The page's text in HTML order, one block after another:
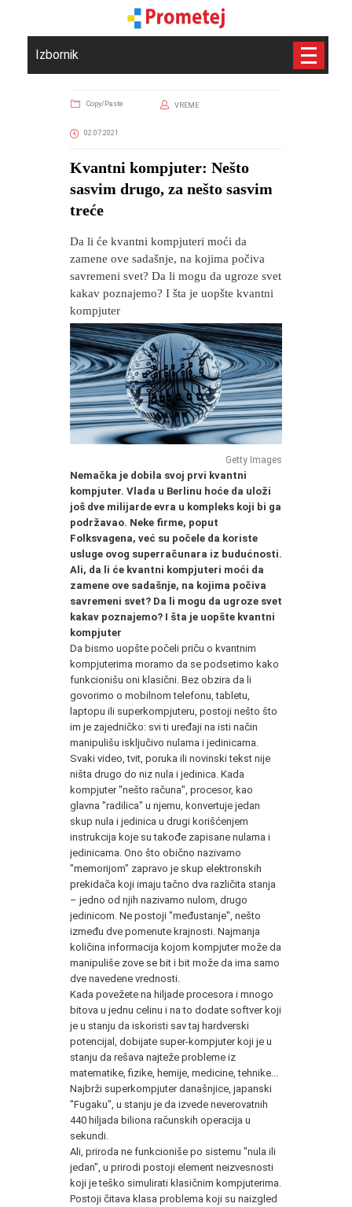
Izbornik
Copy/Paste VREME
02.07.2021
Kvantni kompjuter: Nešto
sasvim drugo, za nešto sasvim
treće
Da li će kvantni kompjuteri moći da
zamene ove sadašnje, na kojima počiva
savremeni svet? Da li mogu da ugroze svet
kakav poznajemo? I šta je uopšte kvantni
kompjuter
Getty Images
Nemačka je dobila svoj prvi kvantni
kompjuter. Vlada u Berlinu hoće da uloži
još dve milijarde evra u kompleks koji bi ga
podržavao. Neke firme, poput
Folksvagena, već su počele da koriste
usluge ovog superračunara iz budućnosti.
Ali, da li će kvantni kompjuteri moći da
zamene ove sadašnje, na kojima počiva
savremeni svet? Da li mogu da ugroze svet
kakav poznajemo? I šta je uopšte kvantni
kompjuter
Da bismo uopšte počeli priču o kvantnim
kompjuterima moramo da se podsetimo kako
funkcionišu oni klasični. Bez obzira da li
govorimo o mobilnom telefonu, tabletu,
laptopu ili superkompjuteru, postoji nešto što
im je zajedničko: svi ti uređaji na isti način
manipulišu isključivo nulama i jedinicama.
Svaki video, tvit, poruka ili novinski tekst nije
ništa drugo do niz nula i jedinica. Kada
kompjuter "nešto računa", procesor, kao
glavna "radilica" u njemu, konvertuje jedan
skup nula i jedinica u drugi korišćenjem
instrukcija koje su takođe zapisane nulama i
jedinicama. Ono što obično nazivamo
"memorijom" zapravo je skup elektronskih
prekidača koji imaju tačno dva različita stanja
– jedno od njih nazivamo nulom, drugo
jedinicom. Ne postoji "međustanje", nešto
između dve pomenute krajnosti. Najmanja
količina informacija kojom kompjuter može da
manipuliše zove se bit i bit može da ima samo
dve navedene vrednosti.
Kada povežete na hiljade procesora i mnogo
bitova u jednu celinu i na to dodate softver koji
je u stanju da iskoristi sav taj hardverski
potencijal, dobijate super-kompjuter koji je u
stanju da rešava najteže probleme iz
matematike, fizike, hemije, medicine, tehnike...
Najbrži superkompjuter današnjice, japanski
"Fugaku", u stanju je da izvede neverovatnih
440 hiljada biliona računskih operacija u
sekundi.
Ali, priroda ne funkcioniše po sistemu "nula ili
jedan", u prirodi postoji element neizvesnosti
koji je teško simulirati klasičnim kompjuterima.
Postoji čitava klasa problema koji su naizgled